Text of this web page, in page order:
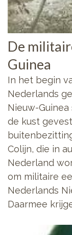
De
Guinea
In het begin
Nederlands
Nieuw-
de kust
Colijn, die in
Nederland
om militaire
Nederlands
Daarmee